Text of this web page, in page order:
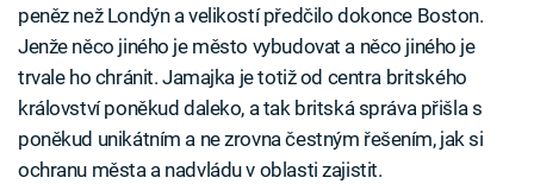
peněz než Londýn a velikostí předčilo dokonce Boston.
Jenže něco jiného je město vybudovat a něco jiného je
trvale ho chránit. Jamajka je totiž od centra britského
království poněkud daleko, a tak britská správa přišla s
poněkud unikátním a ne zrovna čestným řešením, jak si
ochranu města a nadvládu v oblasti zajistit.